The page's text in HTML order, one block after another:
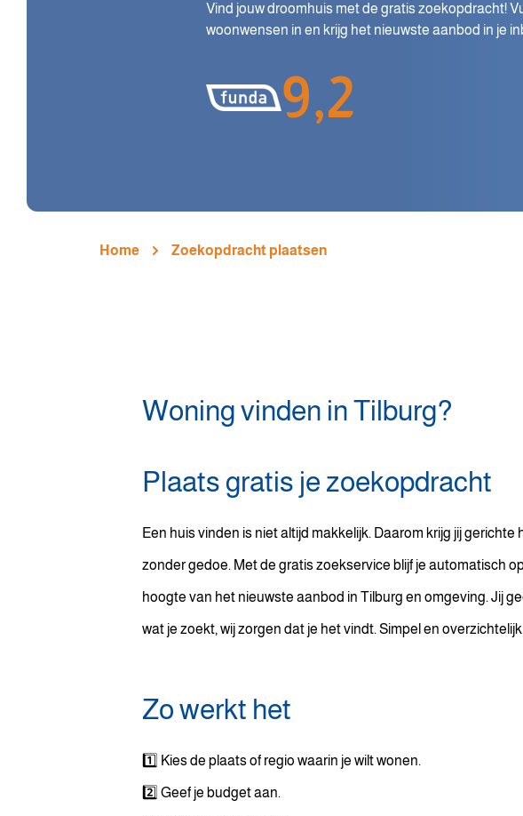
Vind jouw droomhuis met de gratis zoekopdracht!
woonwensen in en krijg het nieuwste aanbod in je
9,2
Home Zoekopdracht plaatsen
Woning vinden in Tilburg?
Plaats gratis je zoekopdracht
Een huis vinden is niet altijd makkelijk. Daarom krijg jij gerichte
zonder gedoe. Met de gratis zoekservice blijf je automatisch
hoogte van het nieuwste aanbod in Tilburg en omgeving. Jij
wat je zoekt, wij zorgen dat je het vindt. Simpel en overzichtelijk.
Zo werkt het
1️⃣ Kies de plaats of regio waarin je wilt wonen.
2️⃣ Geef je budget aan.